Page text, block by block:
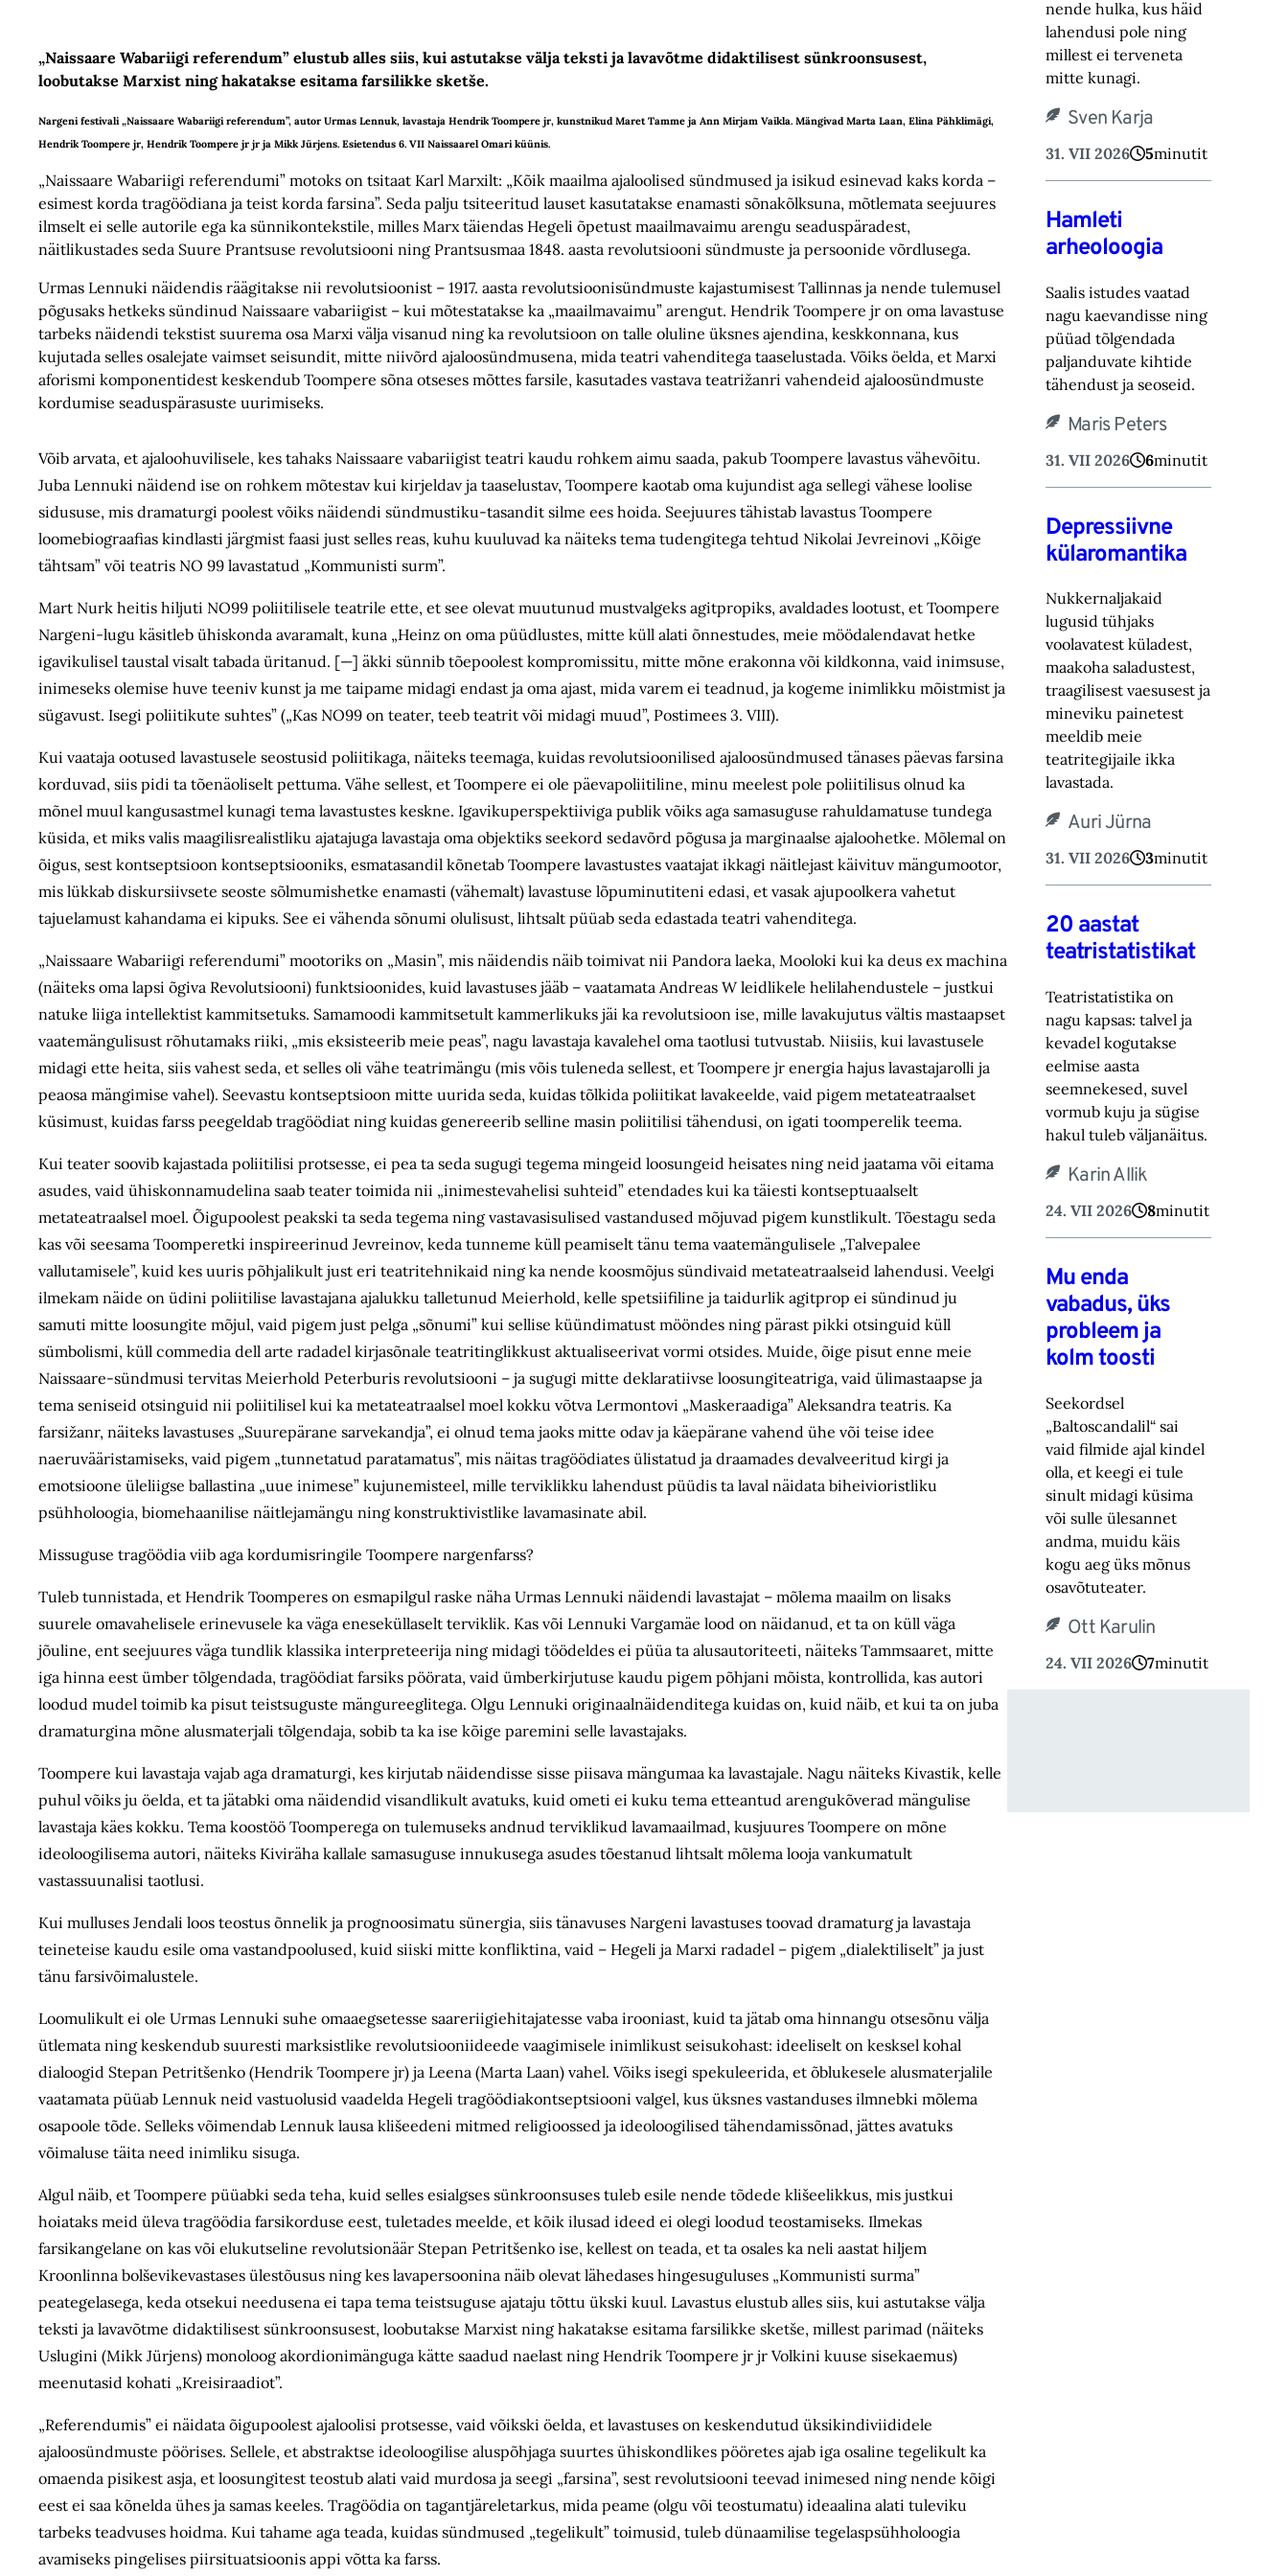
„Naissaare Wabariigi referendum” elustub alles siis, kui astutakse välja teksti ja lavavõtme didaktilisest sünkroonsusest,
loobutakse Marxist ning hakatakse esitama farsilikke sketše.
Nargeni festivali „Naissaare Wabariigi referendum”, autor Urmas Lennuk, lavastaja Hendrik Toompere jr, kunstnikud Maret Tamme ja Ann Mirjam Vaikla. Mängivad Marta Laan, Elina Pähklimägi,
Hendrik Toompere jr, Hendrik Toompere jr jr ja Mikk Jürjens. Esietendus 6. VII Naissaarel Omari küünis.
„Naissaare Wabariigi referendumi” motoks on tsitaat Karl Marxilt: „Kõik maailma ajaloolised sündmused ja isikud esinevad kaks korda –
esimest korda tragöödiana ja teist korda farsina”. Seda palju tsiteeritud lauset kasutatakse enamasti sõnakõlksuna, mõtlemata seejuures
ilmselt ei selle autorile ega ka sünnikontekstile, milles Marx täiendas Hegeli õpetust maailmavaimu arengu seaduspäradest,
näitlikustades seda Suure Prantsuse revolutsiooni ning Prantsusmaa 1848. aasta revolutsiooni sündmuste ja persoonide võrdlusega.
Urmas Lennuki näidendis räägitakse nii revolutsioonist – 1917. aasta revolutsioonisündmuste kajastumisest Tallinnas ja nende tulemusel
põgusaks hetkeks sündinud Naissaare vabariigist – kui mõtestatakse ka „maailmavaimu” arengut. Hendrik Toompere jr on oma lavastuse
tarbeks näidendi tekstist suurema osa Marxi välja visanud ning ka revolutsioon on talle oluline üksnes ajendina, keskkonnana, kus
kujutada selles osalejate vaimset seisundit, mitte niivõrd ajaloosündmusena, mida teatri vahenditega taaselustada. Võiks öelda, et Marxi
aforismi komponentidest keskendub Toompere sõna otseses mõttes farsile, kasutades vastava teatrižanri vahendeid ajaloosündmuste
kordumise seaduspärasuste uurimiseks.
Võib arvata, et ajaloohuvilisele, kes tahaks Naissaare vabariigist teatri kaudu rohkem aimu saada, pakub Toompere lavastus vähevõitu.
Juba Lennuki näidend ise on rohkem mõtestav kui kirjeldav ja taaselustav, Toompere kaotab oma kujundist aga sellegi vähese loolise
sidususe, mis dramaturgi poolest võiks näidendi sündmustiku-tasandit silme ees hoida. Seejuures tähistab lavastus Toompere
loomebiograafias kindlasti järgmist faasi just selles reas, kuhu kuuluvad ka näiteks tema tudengitega tehtud Nikolai Jevreinovi „Kõige
tähtsam” või teatris NO 99 lavastatud „Kommunisti surm”.
Mart Nurk heitis hiljuti NO99 poliitilisele teatrile ette, et see olevat muutunud mustvalgeks agitpropiks, avaldades lootust, et Toompere
Nargeni-lugu käsitleb ühiskonda avaramalt, kuna „Heinz on oma püüdlustes, mitte küll alati õnnestudes, meie möödalendavat hetke
igavikulisel taustal visalt tabada üritanud. [—] äkki sünnib tõepoolest kompromissitu, mitte mõne erakonna või kildkonna, vaid inimsuse,
inimeseks olemise huve teeniv kunst ja me taipame midagi endast ja oma ajast, mida varem ei teadnud, ja kogeme inimlikku mõistmist ja
sügavust. Isegi poliitikute suhtes” („Kas NO99 on teater, teeb teatrit või midagi muud”, Postimees 3. VIII).
Kui vaataja ootused lavastusele seostusid poliitikaga, näiteks teemaga, kuidas revolutsioonilised ajaloosündmused tänases päevas farsina
korduvad, siis pidi ta tõenäoliselt pettuma. Vähe sellest, et Toompere ei ole päevapoliitiline, minu meelest pole poliitilisus olnud ka
mõnel muul kangusastmel kunagi tema lavastustes keskne. Igavikuperspektiiviga publik võiks aga samasuguse rahuldamatuse tundega
küsida, et miks valis maagilisrealistliku ajatajuga lavastaja oma objektiks seekord sedavõrd põgusa ja marginaalse ajaloohetke. Mõlemal on
õigus, sest kontseptsioon kontseptsiooniks, esmatasandil kõnetab Toompere lavastustes vaatajat ikkagi näitlejast käivituv mängumootor,
mis lükkab diskursiivsete seoste sõlmumishetke enamasti (vähemalt) lavastuse lõpuminutiteni edasi, et vasak ajupoolkera vahetut
tajuelamust kahandama ei kipuks. See ei vähenda sõnumi olulisust, lihtsalt püüab seda edastada teatri vahenditega.
„Naissaare Wabariigi referendumi” mootoriks on „Masin”, mis näidendis näib toimivat nii Pandora laeka, Mooloki kui ka deus ex machina
(näiteks oma lapsi õgiva Revolutsiooni) funktsioonides, kuid lavastuses jääb – vaatamata Andreas W leidlikele helilahendustele – justkui
natuke liiga intellektist kammitsetuks. Samamoodi kammitsetult kammerlikuks jäi ka revolutsioon ise, mille lavakujutus vältis mastaapset
vaatemängulisust rõhutamaks riiki, „mis eksisteerib meie peas”, nagu lavastaja kavalehel oma taotlusi tutvustab. Niisiis, kui lavastusele
midagi ette heita, siis vahest seda, et selles oli vähe teatrimängu (mis võis tuleneda sellest, et Toompere jr energia hajus lavastajarolli ja
peaosa mängimise vahel). Seevastu kontseptsioon mitte uurida seda, kuidas tõlkida poliitikat lavakeelde, vaid pigem metateatraalset
küsimust, kuidas farss peegeldab tragöödiat ning kuidas genereerib selline masin poliitilisi tähendusi, on igati toomperelik teema.
Kui teater soovib kajastada poliitilisi protsesse, ei pea ta seda sugugi tegema mingeid loosungeid heisates ning neid jaatama või eitama
asudes, vaid ühiskonnamudelina saab teater toimida nii „inimestevahelisi suhteid” etendades kui ka täiesti kontseptuaalselt
metateatraalsel moel. Õigupoolest peakski ta seda tegema ning vastavasisulised vastandused mõjuvad pigem kunstlikult. Tõestagu seda
kas või seesama Toomperetki inspireerinud Jevreinov, keda tunneme küll peamiselt tänu tema vaatemängulisele „Talvepalee
vallutamisele”, kuid kes uuris põhjalikult just eri teatritehnikaid ning ka nende koosmõjus sündivaid metateatraalseid lahendusi. Veelgi
ilmekam näide on üdini poliitilise lavastajana ajalukku talletunud Meierhold, kelle spetsiifiline ja taidurlik agitprop ei sündinud ju
samuti mitte loosungite mõjul, vaid pigem just pelga „sõnumi” kui sellise küündimatust mööndes ning pärast pikki otsinguid küll
sümbolismi, küll commedia dell arte radadel kirjasõnale teatritinglikkust aktualiseerivat vormi otsides. Muide, õige pisut enne meie
Naissaare-sündmusi tervitas Meierhold Peterburis revolutsiooni – ja sugugi mitte deklaratiivse loosungiteatriga, vaid ülimastaapse ja
tema seniseid otsinguid nii poliitilisel kui ka metateatraalsel moel kokku võtva Lermontovi „Maskeraadiga” Aleksandra teatris. Ka
farsižanr, näiteks lavastuses „Suurepärane sarvekandja”, ei olnud tema jaoks mitte odav ja käepärane vahend ühe või teise idee
naeruvääristamiseks, vaid pigem „tunnetatud paratamatus”, mis näitas tragöödiates ülistatud ja draamades devalveeritud kirgi ja
emotsioone üleliigse ballastina „uue inimese” kujunemisteel, mille terviklikku lahendust püüdis ta laval näidata biheivioristliku
psühholoogia, biomehaanilise näitlejamängu ning konstruktivistlike lavamasinate abil.
Missuguse tragöödia viib aga kordumisringile Toompere nargenfarss?
Tuleb tunnistada, et Hendrik Toomperes on esmapilgul raske näha Urmas Lennuki näidendi lavastajat – mõlema maailm on lisaks
suurele omavahelisele erinevusele ka väga eneseküllaselt terviklik. Kas või Lennuki Vargamäe lood on näidanud, et ta on küll väga
jõuline, ent seejuures väga tundlik klassika interpreteerija ning midagi töödeldes ei püüa ta alusautoriteeti, näiteks Tammsaaret, mitte
iga hinna eest ümber tõlgendada, tragöödiat farsiks pöörata, vaid ümberkirjutuse kaudu pigem põhjani mõista, kontrollida, kas autori
loodud mudel toimib ka pisut teistsuguste mängureeglitega. Olgu Lennuki originaalnäidenditega kuidas on, kuid näib, et kui ta on juba
dramaturgina mõne alusmaterjali tõlgendaja, sobib ta ka ise kõige paremini selle lavastajaks.
Toompere kui lavastaja vajab aga dramaturgi, kes kirjutab näidendisse sisse piisava mängumaa ka lavastajale. Nagu näiteks Kivastik, kelle
puhul võiks ju öelda, et ta jätabki oma näidendid visandlikult avatuks, kuid ometi ei kuku tema etteantud arengukõverad mängulise
lavastaja käes kokku. Tema koostöö Toomperega on tulemuseks andnud terviklikud lavamaailmad, kusjuures Toompere on mõne
ideoloogilisema autori, näiteks Kiviräha kallale samasuguse innukusega asudes tõestanud lihtsalt mõlema looja vankumatult
vastassuunalisi taotlusi.
Kui mulluses Jendali loos teostus õnnelik ja prognoosimatu sünergia, siis tänavuses Nargeni lavastuses toovad dramaturg ja lavastaja
teineteise kaudu esile oma vastandpoolused, kuid siiski mitte konfliktina, vaid – Hegeli ja Marxi radadel – pigem „dialektiliselt” ja just
tänu farsivõimalustele.
Loomulikult ei ole Urmas Lennuki suhe omaaegsetesse saareriigiehitajatesse vaba irooniast, kuid ta jätab oma hinnangu otsesõnu välja
ütlemata ning keskendub suuresti marksistlike revolutsiooniideede vaagimisele inimlikust seisukohast: ideeliselt on kesksel kohal
dialoogid Stepan Petritšenko (Hendrik Toompere jr) ja Leena (Marta Laan) vahel. Võiks isegi spekuleerida, et õblukesele alusmaterjalile
vaatamata püüab Lennuk neid vastuolusid vaadelda Hegeli tragöödiakontseptsiooni valgel, kus üksnes vastanduses ilmnebki mõlema
osapoole tõde. Selleks võimendab Lennuk lausa klišeedeni mitmed religioossed ja ideoloogilised tähendamissõnad, jättes avatuks
võimaluse täita need inimliku sisuga.
Algul näib, et Toompere püüabki seda teha, kuid selles esialgses sünkroonsuses tuleb esile nende tõdede klišeelikkus, mis justkui
hoiataks meid üleva tragöödia farsikorduse eest, tuletades meelde, et kõik ilusad ideed ei olegi loodud teostamiseks. Ilmekas
farsikangelane on kas või elukutseline revolutsionäär Stepan Petritšenko ise, kellest on teada, et ta osales ka neli aastat hiljem
Kroonlinna bolševikevastases ülestõusus ning kes lavapersoonina näib olevat lähedases hingesuguluses „Kommunisti surma”
peategelasega, keda otsekui needusena ei tapa tema teistsuguse ajataju tõttu ükski kuul. Lavastus elustub alles siis, kui astutakse välja
teksti ja lavavõtme didaktilisest sünkroonsusest, loobutakse Marxist ning hakatakse esitama farsilikke sketše, millest parimad (näiteks
Uslugini (Mikk Jürjens) monoloog akordionimänguga kätte saadud naelast ning Hendrik Toompere jr jr Volkini kuuse sisekaemus)
meenutasid kohati „Kreisiraadiot”.
„Referendumis” ei näidata õigupoolest ajaloolisi protsesse, vaid võikski öelda, et lavastuses on keskendutud üksikindiviididele
ajaloosündmuste pöörises. Sellele, et abstraktse ideoloogilise aluspõhjaga suurtes ühiskondlikes pööretes ajab iga osaline tegelikult ka
omaenda pisikest asja, et loosungitest teostub alati vaid murdosa ja seegi „farsina”, sest revolutsiooni teevad inimesed ning nende kõigi
eest ei saa kõnelda ühes ja samas keeles. Tragöödia on tagantjäreletarkus, mida peame (olgu või teostumatu) ideaalina alati tuleviku
tarbeks teadvuses hoidma. Kui tahame aga teada, kuidas sündmused „tegelikult” toimusid, tuleb dünaamilise tegelaspsühholoogia
avamiseks pingelises piirsituatsioonis appi võtta ka farss.
nende hulka, kus häid
lahendusi pole ning
millest ei terveneta
mitte kunagi.
Sven Karja
31. VII 2026 5minutit
Hamleti
arheoloogia
Saalis istudes vaatad
nagu kaevandisse ning
püüad tõlgendada
paljanduvate kihtide
tähendust ja seoseid.
Maris Peters
31. VII 2026 6minutit
Depressiivne
külaromantika
Nukkernaljakaid
lugusid tühjaks
voolavatest küladest,
maakoha saladustest,
traagilisest vaesusest ja
mineviku painetest
meeldib meie
teatritegijaile ikka
lavastada.
Auri Jürna
31. VII 2026 3minutit
20 aastat
teatristatistikat
Teatristatistika on
nagu kapsas: talvel ja
kevadel kogutakse
eelmise aasta
seemnekesed, suvel
vormub kuju ja sügise
hakul tuleb väljanäitus.
Karin Allik
24. VII 2026 8minutit
Mu enda
vabadus, üks
probleem ja
kolm toosti
Seekordsel
„Baltoscandalil“ sai
vaid filmide ajal kindel
olla, et keegi ei tule
sinult midagi küsima
või sulle ülesannet
andma, muidu käis
kogu aeg üks mõnus
osavõtuteater.
Ott Karulin
24. VII 2026 7minutit